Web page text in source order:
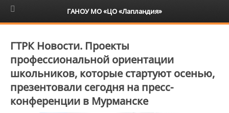
6+
ГТРК Новости. Проекты
профессиональной ориентации
школьников, которые стартуют осенью,
презентовали сегодня на пресс-
конференции в Мурманске
ГАНОУ МО «ЦО «Лапландия»